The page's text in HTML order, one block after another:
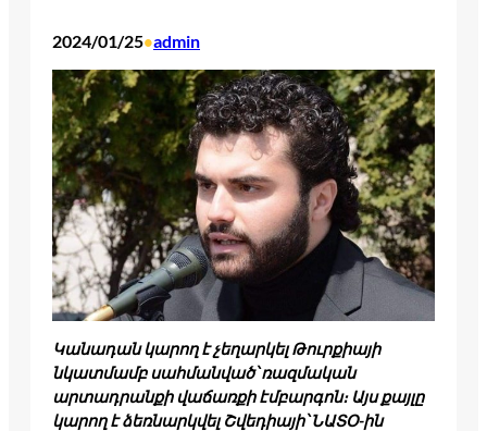
2024/01/25•admin
Կանադան կարող է չեղարկել Թուրքիայի
նկատմամբ սահմանված՝ ռազմական
արտադրանքի վաճառքի էմբարգոն։ Այս քայլը
կարող է ձեռնարկվել Շվեդիայի՝ ՆԱՏՕ-ին